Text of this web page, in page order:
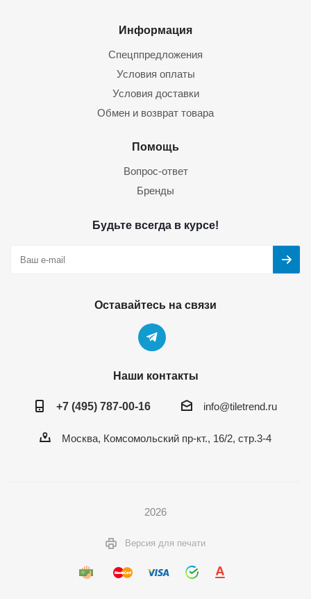
Информация
Спецппредложения
Условия оплаты
Условия доставки
Обмен и возврат товара
Помощь
Вопрос-ответ
Бренды
Будьте всегда в курсе!
Оставайтесь на связи
Наши контакты
+7 (495) 787-00-16 info@tiletrend.ru
Москва, Комсомольский пр-кт., 16/2, стр.3-4
2026
Версия для печати